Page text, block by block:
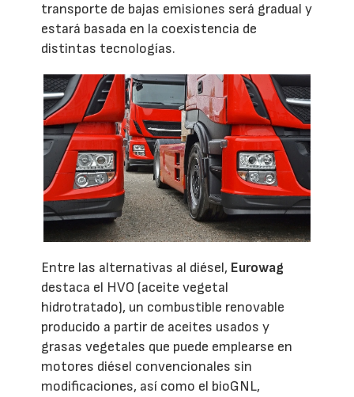
transporte de bajas emisiones será gradual y
estará basada en la coexistencia de
distintas tecnologías.
Entre las alternativas al diésel, Eurowag
destaca el HVO (aceite vegetal
hidrotratado), un combustible renovable
producido a partir de aceites usados y
grasas vegetales que puede emplearse en
motores diésel convencionales sin
modificaciones, así como el bioGNL,